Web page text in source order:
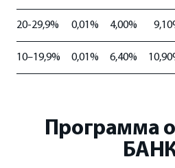
20-29,9% 0,01% 4,00%
10–19,9% 0,01% 6,40%
Программа